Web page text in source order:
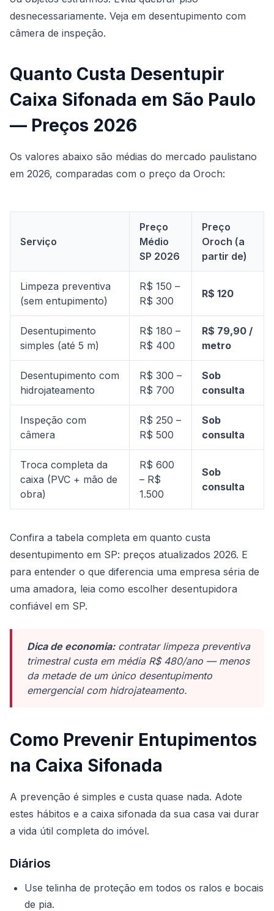
desnecessariamente. Veja em desentupimento com
câmera de inspeção.
Quanto Custa Desentupir
Caixa Sifonada em São Paulo
— Preços 2026
Os valores abaixo são médias do mercado paulistano
em 2026, comparadas com o preço da Oroch:
Serviço
Preço
Médio
SP 2026
Preço
Oroch (a
partir de)
Limpeza preventiva
(sem entupimento)
R$ 150 –
R$ 300
R$ 120
Desentupimento
simples (até 5 m)
R$ 180 –
R$ 400
R$ 79,90 /
metro
Desentupimento com
hidrojateamento
R$ 300 –
R$ 700
Sob
consulta
Inspeção com
câmera
R$ 250 –
R$ 500
Sob
consulta
Troca completa da
caixa (PVC + mão de
obra)
R$ 600
– R$
1.500
Sob
consulta
Confira a tabela completa em quanto custa
desentupimento em SP: preços atualizados 2026. E
para entender o que diferencia uma empresa séria de
uma amadora, leia como escolher desentupidora
confiável em SP.
Dica de economia:contratar limpeza preventiva
trimestral custa em média R$ 480/ano — menos
da metade de um único desentupimento
emergencial com hidrojateamento.
Como Prevenir Entupimentos
na Caixa Sifonada
A prevenção é simples e custa quase nada. Adote
estes hábitos e a caixa sifonada da sua casa vai durar
a vida útil completa do imóvel.
Diários
Use telinha de proteção em todos os ralos e bocais
de pia.